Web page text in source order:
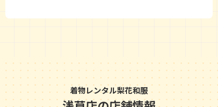
着物レンタル梨花和服